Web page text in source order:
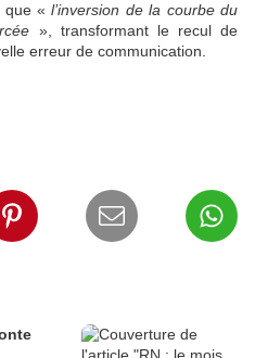
que «l’inversion de la courbe du
», transformant le recul de
erreur de communication.